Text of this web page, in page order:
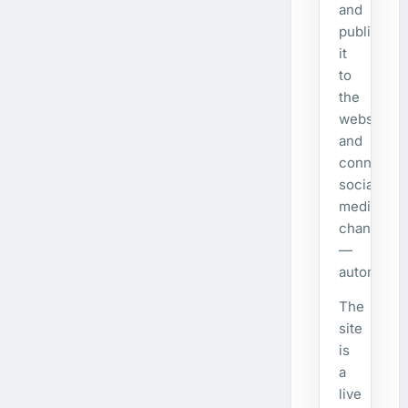
and
publishes
it
to
the
website
and
connected
social
media
channels
—
The
site
is
a
live